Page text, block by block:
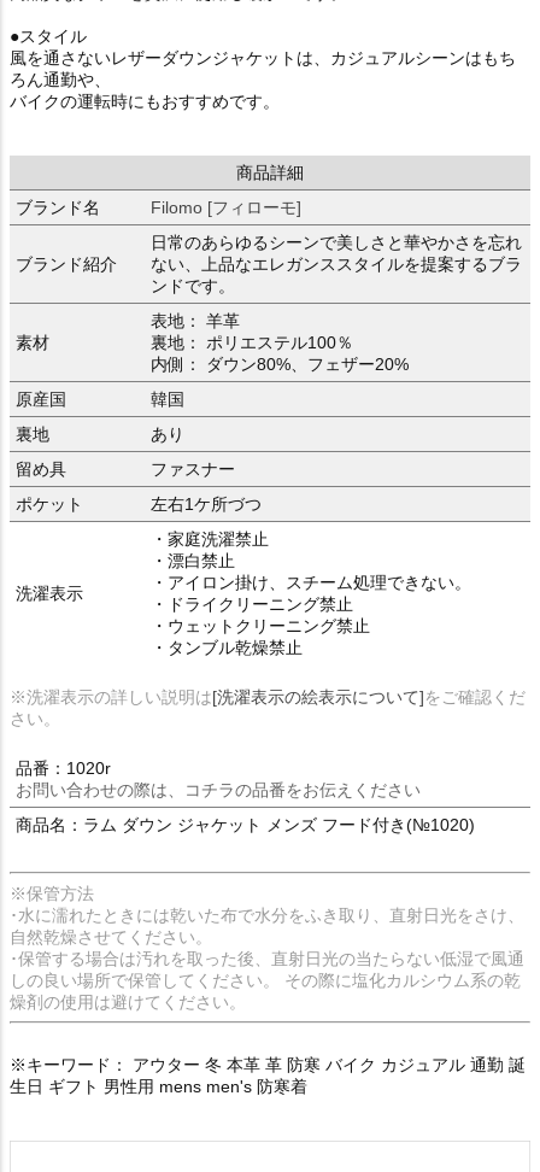
●スタイル
風を通さないレザーダウンジャケットは、カジュアルシーンはもち
ろん通勤や、
バイクの運転時にもおすすめです。
商品詳細
ブランド名
Filomo [フィローモ]
ブランド紹介
日常のあらゆるシーンで美しさと華やかさを忘れ
ない、上品なエレガンススタイルを提案するブラ
ンドです。
素材
表地： 羊革
裏地： ポリエステル100％
内側： ダウン80%、フェザー20%
原産国
韓国
裏地
あり
留め具
ファスナー
ポケット
左右1ケ所づつ
洗濯表示
・家庭洗濯禁止
・漂白禁止
・アイロン掛け、スチーム処理できない。
・ドライクリーニング禁止
・ウェットクリーニング禁止
・タンブル乾燥禁止
※洗濯表示の詳しい説明は[洗濯表示の絵表示について]をご確認くだ
さい。
品番：1020r
お問い合わせの際は、コチラの品番をお伝えください
商品名：ラム ダウン ジャケット メンズ フード付き(№1020)
※保管方法
･水に濡れたときには乾いた布で水分をふき取り、直射日光をさけ、
自然乾燥させてください。
･保管する場合は汚れを取った後、直射日光の当たらない低湿で風通
しの良い場所で保管してください。 その際に塩化カルシウム系の乾
燥剤の使用は避けてください。
※キーワード： アウター 冬 本革 革 防寒 バイク カジュアル 通勤 誕
生日 ギフト 男性用 mens men's 防寒着